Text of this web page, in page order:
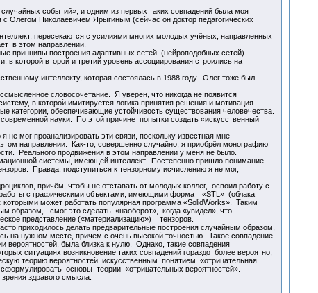
событий», и одним из первых таких совпадений была моя
Олегом Николаевичем Ярыгиным (сейчас он доктор педагогических
пересекаются с усилиями многих молодых учёных, направленных
в этом направлении.
принципы построения адаптивных сетей (нейроподобных сетей).
которой второй и третий уровень ассоциирования строились на
интеллекту, которая состоялась в 1988 году. Олег тоже был
словосочетание. Я уверен, что никогда не появится
в которой имитируется логика принятия решения и мотивация
категории, обеспечивающие устойчивость существования человечества.
науки. По этой причине попытки создать «искусственный
мог проанализировать эти связи, поскольку известная мне
направлении. Как-то, совершенно случайно, я приобрёл монографию
Реального продвижения в этом направлении у меня не было.
системы, имеющей интеллект. Постепенно пришло понимание
Правда, подступиться к тензорному исчислению я не мог,
причём, чтобы не отставать от молодых коллег, освоил работу с
с графическими объектами, имеющими формат «STL» (облака
может работать популярная программа «SolidWorks». Таким
образом, смог это сделать «наоборот», когда «увидел», что
представление («материализацию») тензоров.
приходилось делать предварительные построения случайным образом,
на нужном месте, причём с очень высокой точностью. Такое совпадение
вероятностей, была близка к нулю. Однако, такие совпадения
ситуациях возникновение таких совпадений гораздо более вероятно,
теорию вероятностей искусственным понятием «отрицательная
сформулировать основы теории «отрицательных вероятностей».
здравого смысла.